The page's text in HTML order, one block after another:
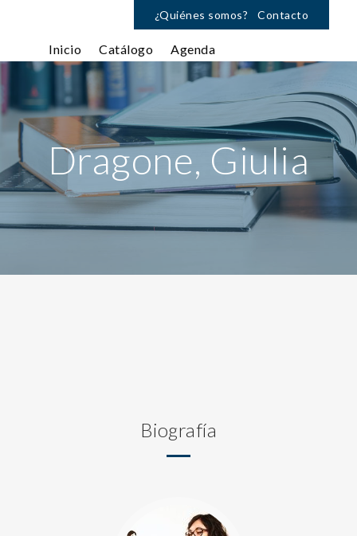
¿Quiénes somos? Contacto
Inicio Catálogo Agenda
Dragone, Giulia
Biografía